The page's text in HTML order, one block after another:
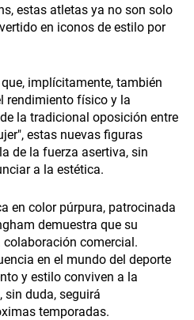
estas atletas ya no son solo
en iconos de estilo por
implícitamente, también
rendimiento físico y la
la tradicional oposición entre
estas nuevas figuras
de la fuerza asertiva, sin
a la estética.
en color púrpura, patrocinada
demuestra que su
comercial.
en el mundo del deporte
y estilo conviven a la
sin duda, seguirá
temporadas.